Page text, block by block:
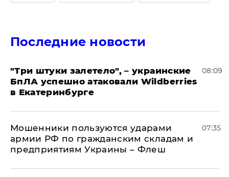
Последние новости
"Три штуки залетело", – украинские
БпЛА успешно атаковали Wildberries
в Екатеринбурге
08:09
Мошенники пользуются ударами
армии РФ по гражданским складам и
предприятиям Украины – Флеш
07:35